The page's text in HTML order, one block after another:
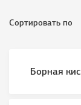
Сортировать по
Борная